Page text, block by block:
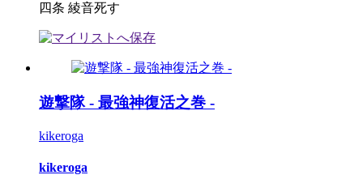
四条 綾音死す
遊撃隊 - 最強神復活之巻 -
kikeroga
kikeroga